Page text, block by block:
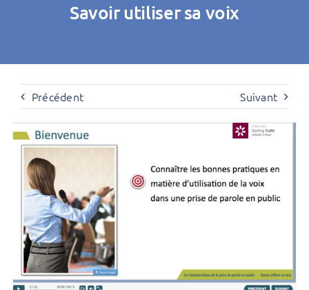
Savoir utiliser sa voix
Précédent Suivant